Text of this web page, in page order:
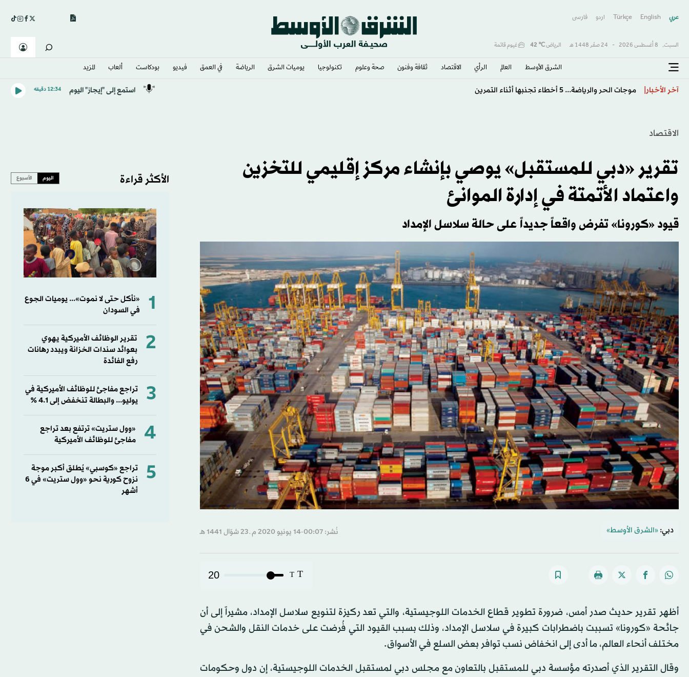
عربي English
Türkçe اردو فارسى
السبت, 8 أغسطس 2026 - 24 صفَر 1448 هـ الرياض℃
42 غيوم قاتمة
الشرق الأوسط​ العالم الرأي الاقتصاد ثقافة وفنون صحة وعلوم تكنولوجيا يوميات الشرق​ الرياضة في العمق فيديو بودكاست ألعاب المزيد
آخر الأخبار
الإعصار «دولفين» يضرب أوكيناوا في اليابان والصين تستعد لوصوله
استمع إلى "إيجاز" اليوم 12:34 دقيقه
الاقتصاد
تقرير «دبي للمستقبل» يوصي بإنشاء مركز إقليمي للتخزين
واعتماد الأتمتة في إدارة الموانئ
قيود «كورونا» تفرض واقعاً جديداً على حالة سلاسل الإمداد
دبي: «الشرق الأوسط» نُشر: 00:07-14 يونيو 2020 م ـ 23 شوّال 1441 هـ
T
T
20
أظهر تقرير حديث صدر أمس، ضرورة تطوير قطاع الخدمات اللوجيستية، والتي تعد ركيزة لتنويع سلاسل الإمداد، مشيراً إلى أن
جائحة «كورونا» تسببت باضطرابات كبيرة في سلاسل الإمداد، وذلك بسبب القيود التي فُرضت على خدمات النقل والشحن في
مختلف أنحاء العالم، ما أدى إلى انخفاض نسب توافر بعض السلع في الأسواق.
وقال التقرير الذي أصدرته مؤسسة دبي للمستقبل بالتعاون مع مجلس دبي لمستقبل الخدمات اللوجيستية، إن دول وحكومات
الأكثر قراءة اليوم الأسبوع
1
«نأكل حتى لا نموت»... يوميات الجوع
في السودان
2
تقرير الوظائف الأميركية يهوي
بعوائد سندات الخزانة ويبدد رهانات
رفع الفائدة
3
تراجع مفاجئ للوظائف الأميركية في
يوليو... والبطالة تنخفض إلى 4.1 %
4
«وول ستريت» ترتفع بعد تراجع
مفاجئ للوظائف الأميركية
5
تراجع «كوسبي» يُطلق أكبر موجة
نزوح كورية نحو «وول ستريت» في 6
أشهر